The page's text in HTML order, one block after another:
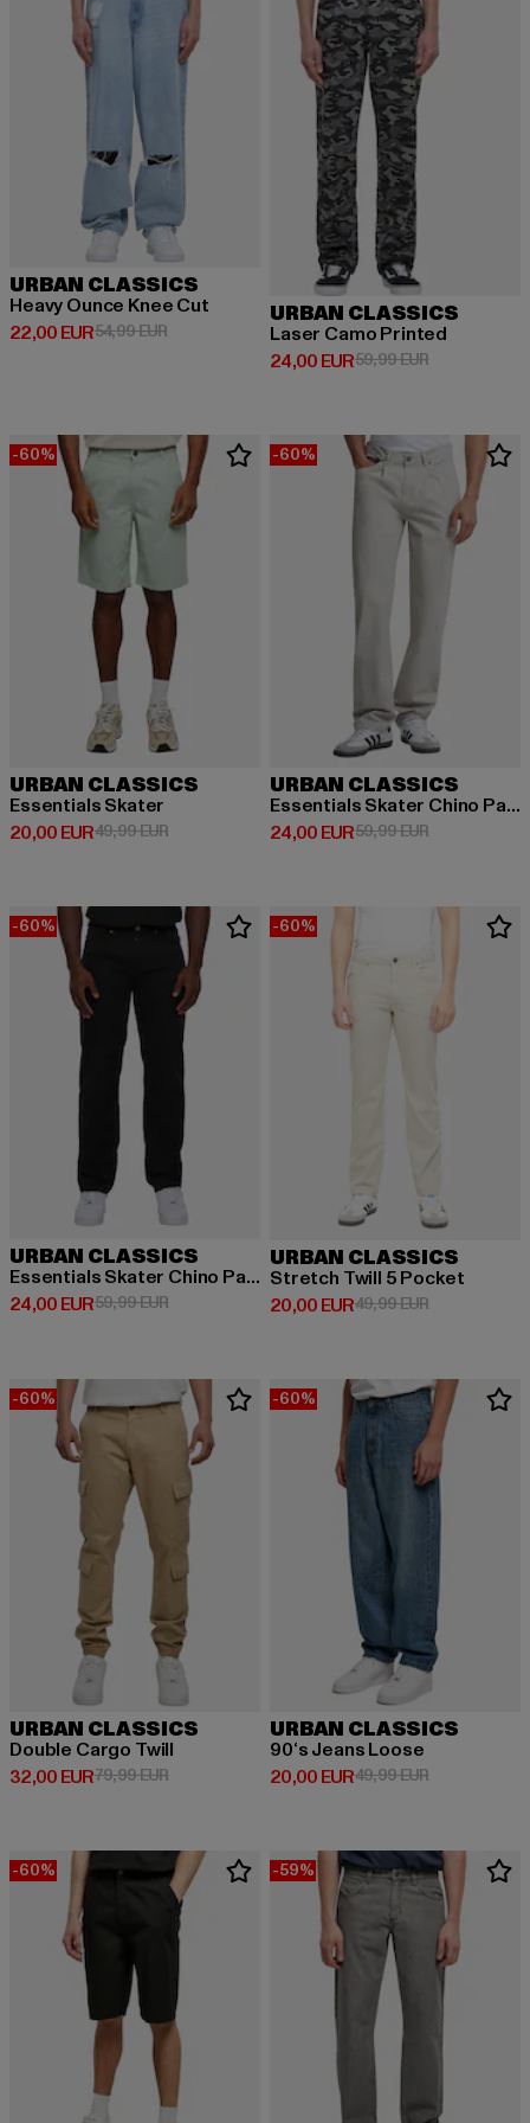
URBAN CLASSICS
Heavy Ounce Knee Cut
22,00 EUR
Derzeitiger Preis: 22,00 EUR
54,99 EURAktionspreis: 54,99 EUR
URBAN CLASSICS
Laser Camo Printed
24,00 EUR
Derzeitiger Preis: 24,00 EUR
59,99 EURAktionspreis:
-60%
URBAN CLASSICS
Essentials Skater
20,00 EUR
Derzeitiger Preis: 20,00 EUR
49,99 EURAktionspreis: 49,99 EUR
-60%
URBAN CLASSICS
Essentials Skater Chino Pants
24,00 EUR
Derzeitiger Preis: 24,00 EUR
59,99 EURAktionspreis:
-60%
URBAN CLASSICS
Essentials Skater Chino Pants
24,00 EUR
Derzeitiger Preis: 24,00 EUR
59,99 EURAktionspreis: 59,99 EUR
-60%
URBAN CLASSICS
Stretch Twill 5 Pocket
20,00 EUR
Derzeitiger Preis: 20,00 EUR
49,99 EURAktionspreis:
-60%
URBAN CLASSICS
Double Cargo Twill
32,00 EUR
Derzeitiger Preis: 32,00 EUR
79,99 EURAktionspreis: 79,99 EUR
-60%
URBAN CLASSICS
90‘s Jeans Loose
20,00 EUR
Derzeitiger Preis: 20,00 EUR
49,99 EURAktionspreis:
-60% -59%